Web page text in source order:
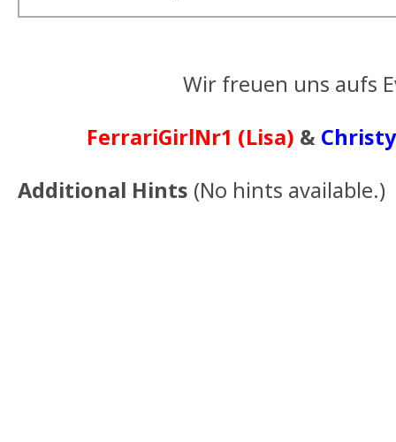
Wir freuen uns aufs
FerrariGirlNr1 (Lisa) &
Additional Hints (No hints available.)